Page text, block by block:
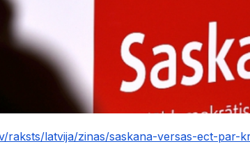
raksts/latvija/zinas/saskana-versas-ect-par-